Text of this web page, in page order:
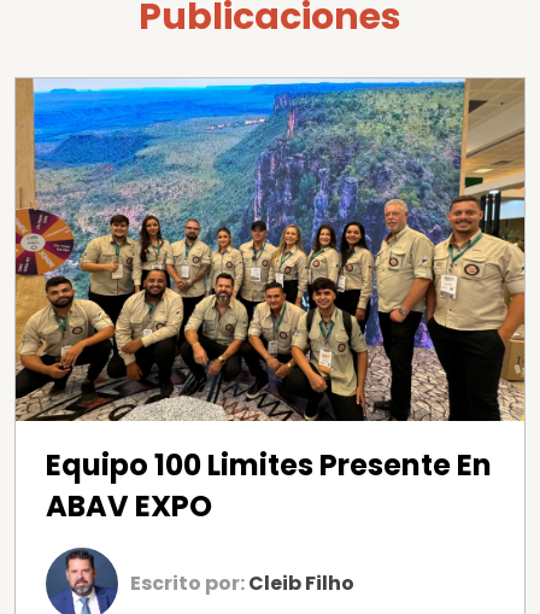
Publicaciones
Equipo 100 Limites Presente En
ABAV EXPO
Escrito por:Cleib Filho